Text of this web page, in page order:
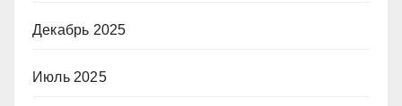
Декабрь 2025
Июль 2025